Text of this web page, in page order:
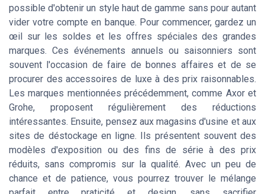
possible d'obtenir un style haut de gamme sans pour autant
vider votre compte en banque. Pour commencer, gardez un
œil sur les soldes et les offres spéciales des grandes
marques. Ces événements annuels ou saisonniers sont
souvent l'occasion de faire de bonnes affaires et de se
procurer des accessoires de luxe à des prix raisonnables.
Les marques mentionnées précédemment, comme Axor et
Grohe, proposent régulièrement des réductions
intéressantes. Ensuite, pensez aux magasins d'usine et aux
sites de déstockage en ligne. Ils présentent souvent des
modèles d'exposition ou des fins de série à des prix
réduits, sans compromis sur la qualité. Avec un peu de
chance et de patience, vous pourrez trouver le mélange